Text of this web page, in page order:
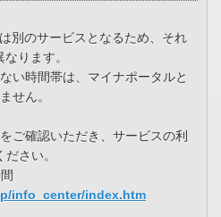
別のサービスとなるため、それ
ります。
い時間帯は、マイナポータルと
せん。
ご確認いただき、サービスの利
さい。
info_center/index.htm